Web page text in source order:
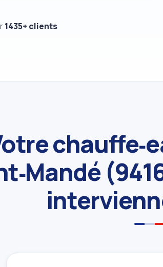
1435+ clients